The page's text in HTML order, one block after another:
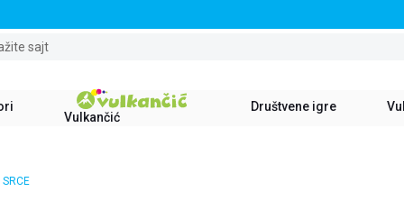
sajt
Vulkančić
Društvene igre